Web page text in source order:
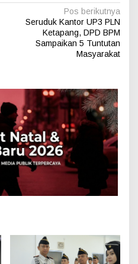
Pos berikutnya
Seruduk Kantor UP3 PLN
Ketapang, DPD BPM
Sampaikan 5 Tuntutan
Masyarakat